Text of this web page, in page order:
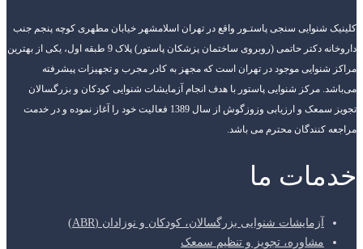
کلینیک شنوایی سنجی پاستـور واقع در تهران اسلامشهر خیابان مطهری کوچه پنجم جنب
داروخانه دکتر حاتمی (روبروی ساختمان پزشکان پاستور) پلاک 9 طبقه اول، یکی از بهترین
مراکز شنوایی موجود در تهران است که مجهز به کادر مجرب و تجهیزات پیشرفته
می‌باشد. مرکز شنوایی پاستور با هدف انجام آزمایشات شنوایی کودکان و بزرگسالان
تجویز سمعک و ارزیابی وزوزگوش از سال 1389 فعالیت خود را آغاز نموده و در خدمت
مراجعه کنندگان محترم می باشد.
خدمات ما
آزمایشات شنوایی بزرگسالان، کودکان و نوزادان (ABR)
مشاوره، تجویز و تنظیم سمعک